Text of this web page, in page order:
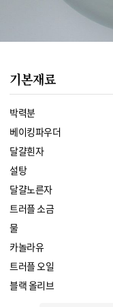
기본재료
박력분
베이킹파우더
달걀흰자
설탕
달걀노른자
트러플 소금
물
카놀라유
트러플 오일
블랙 올리브